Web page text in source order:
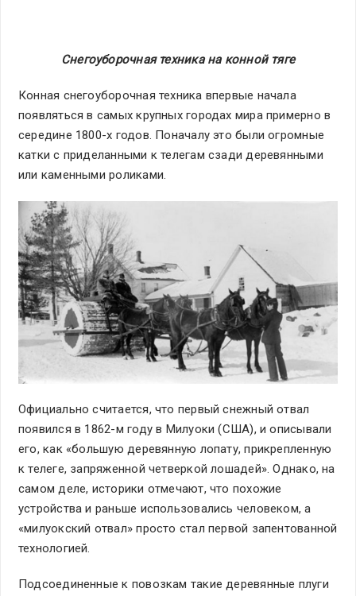
Снегоуборочная техника на конной тяге
Конная снегоуборочная техника впервые начала
появляться в самых крупных городах мира примерно в
середине 1800-х годов. Поначалу это были огромные
катки с приделанными к телегам сзади деревянными
или каменными роликами.
Официально считается, что первый снежный отвал
появился в 1862-м году в Милуоки (США), и описывали
его, как «большую деревянную лопату, прикрепленную
к телеге, запряженной четверкой лошадей». Однако, на
самом деле, историки отмечают, что похожие
устройства и раньше использовались человеком, а
«милуокский отвал» просто стал первой запентованной
технологией.
Подсоединенные к повозкам такие деревянные плуги